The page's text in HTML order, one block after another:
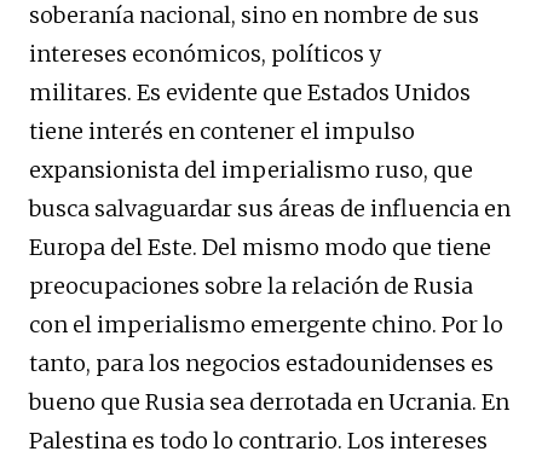
soberanía nacional, sino en nombre de sus
intereses económicos, políticos y
militares. Es evidente que Estados Unidos
tiene interés en contener el impulso
expansionista del imperialismo ruso, que
busca salvaguardar sus áreas de influencia en
Europa del Este. Del mismo modo que tiene
preocupaciones sobre la relación de Rusia
con el imperialismo emergente chino. Por lo
tanto, para los negocios estadounidenses es
bueno que Rusia sea derrotada en Ucrania. En
Palestina es todo lo contrario. Los intereses